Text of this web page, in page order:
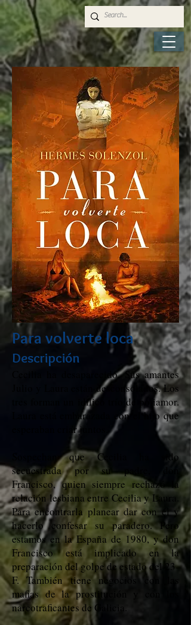
Para volverte loca
Descripción
Cecilia ha desaparecido. Sus amantes
Julio y Laura están desconsolados. Los
tres forman un idílico trío de poliamor.
Laura está embarazada con el hijo que
esperaban criar juntos.
Sospechan que Cecilia ha sido
secuestrada por su padre, don
Francisco, quien siempre rechazó la
relación lesbiana entre Cecilia y Laura.
Para encontrarla planear dar con él y
hacerlo confesar su paradero. Pero
estamos en la España de 1980, y don
Francisco está implicado en la
preparación del golpe de estado del 23-
F. También tiene negocios con las
mafias de la prostitución y con los
narcotraficantes de Galicia.